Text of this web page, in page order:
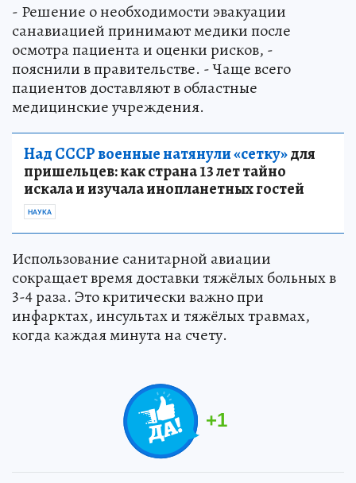
- Решение о необходимости эвакуации
санавиацией принимают медики после
осмотра пациента и оценки рисков, -
пояснили в правительстве. - Чаще всего
пациентов доставляют в областные
медицинские учреждения.
Над СССР военные натянули «сетку»для
пришельцев: как страна 13 лет тайно
искала и изучала инопланетных гостей
НАУКА
Использование санитарной авиации
сокращает время доставки тяжёлых больных в
3-4 раза. Это критически важно при
инфарктах, инсультах и тяжёлых травмах,
когда каждая минута на счету.
+1